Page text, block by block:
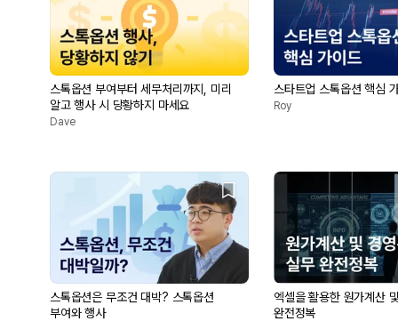
스톡옵션 부여부터 세무처리까지, 미리
알고 행사 시 당황하지 마세요
Dave
스타트업 스톡옵션 핵심
Roy
스톡옵션은 무조건 대박? 스톡옵션
부여와 행사
엑셀을 활용한 원가계산
완전정복